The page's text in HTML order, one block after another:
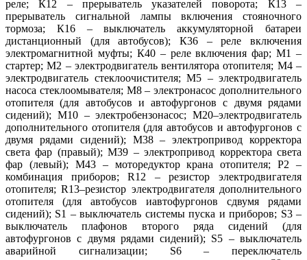
реле; К12 – прерыватель указателей поворота; К13 –
прерыватель сигнальной лампы включения стояночного
тормоза; К16 – выключатель аккумуляторной батареи
дистанционный (для автобусов); К36 – реле включения
электромагнитной муфты; К40 – реле включения фар; M1 –
стартер; М2 – электродвигатель вентилятора отопителя; М4 –
электродвигатель стеклоочистителя; М5 – электродвигатель
насоса стеклоомывателя; М8 – электронасос дополнительного
отопителя (для автобусов и автофургонов с двумя рядами
сидений); М10 – электробензонасос; М20–электродвигатель
дополнительного отопителя (для автобусов и автофургонов с
двумя рядами сидений); М38 – электропривод корректора
света фар (правый); М39 – электропривод корректора света
фар (левый); М43 – моторедуктор крана отопителя; Р2 –
комбинация приборов; R12 – резистор электродвигателя
отопителя; R13–резистор электродвигателя дополнительного
отопителя (для автобусов иавтофургонов сдвумя рядами
сидений); S1 – выключатель системы пуска и приборов; S3 –
выключатель плафонов второго ряда сидений (для
автофургонов с двумя рядами сидений); S5 – выключатель
аварийной сигнализации; S6 – переключатель